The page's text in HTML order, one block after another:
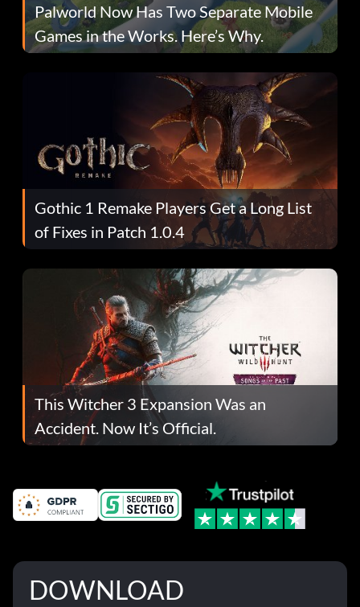
Palworld Now Has Two Separate Mobile
Games in the Works. Here’s Why.
Gothic 1 Remake Players Get a Long List
of Fixes in Patch 1.0.4
This Witcher 3 Expansion Was an
Accident. Now It’s Official.
DOWNLOAD